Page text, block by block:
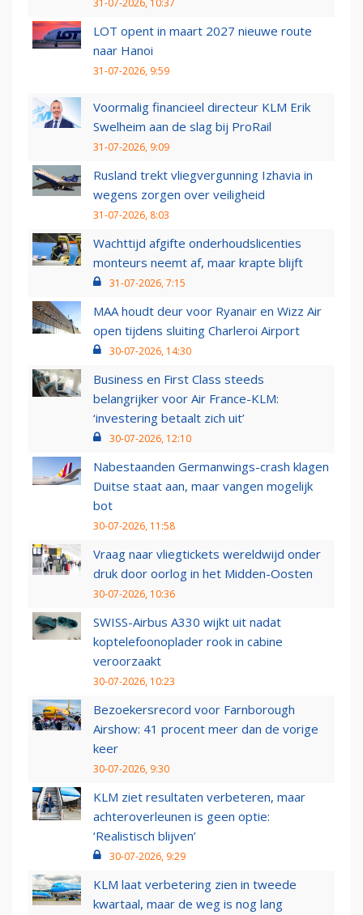
31-07-2026, 10:37
LOT opent in maart 2027 nieuwe route
naar Hanoi
31-07-2026, 9:59
Voormalig financieel directeur KLM Erik
Swelheim aan de slag bij ProRail
31-07-2026, 9:09
Rusland trekt vliegvergunning Izhavia in
wegens zorgen over veiligheid
31-07-2026, 8:03
Wachttijd afgifte onderhoudslicenties
monteurs neemt af, maar krapte blijft
31-07-2026, 7:15
MAA houdt deur voor Ryanair en Wizz Air
open tijdens sluiting Charleroi Airport
30-07-2026, 14:30
Business en First Class steeds
belangrijker voor Air France-KLM:
‘investering betaalt zich uit’
30-07-2026, 12:10
Nabestaanden Germanwings-crash klagen
Duitse staat aan, maar vangen mogelijk
bot
30-07-2026, 11:58
Vraag naar vliegtickets wereldwijd onder
druk door oorlog in het Midden-Oosten
30-07-2026, 10:36
SWISS-Airbus A330 wijkt uit nadat
koptelefoonoplader rook in cabine
veroorzaakt
30-07-2026, 10:23
Bezoekersrecord voor Farnborough
Airshow: 41 procent meer dan de vorige
keer
30-07-2026, 9:30
KLM ziet resultaten verbeteren, maar
achteroverleunen is geen optie:
‘Realistisch blijven’
30-07-2026, 9:29
KLM laat verbetering zien in tweede
kwartaal, maar de weg is nog lang